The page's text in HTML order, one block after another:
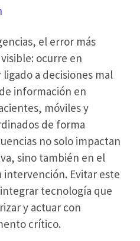
el error más
ocurre en
a decisiones mal
información en
móviles y
de forma
no solo impactan
sino también en el
intervención. Evitar este
tecnología que
y actuar con
crítico.